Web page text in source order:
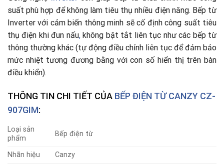
suất phù hợp để không làm tiêu thụ nhiều điện năng. Bếp từ
Inverter với cảm biến thông minh sẽ cố định công suất tiêu
thụ điện khi đun nấu,không bật tắt liên tục như các bếp từ
thông thường khác (tự động điều chỉnh liên tục để đảm bảo
mức nhiệt tương đương bằng với con số hiển thị trên bàn
điều khiển).
THÔNG TIN CHI TIẾT CỦA BẾP ĐIỆN TỪ CANZY CZ-
907GIM:
Loại sản
phẩm
Bếp điện từ
Nhãn hiệu
Canzy